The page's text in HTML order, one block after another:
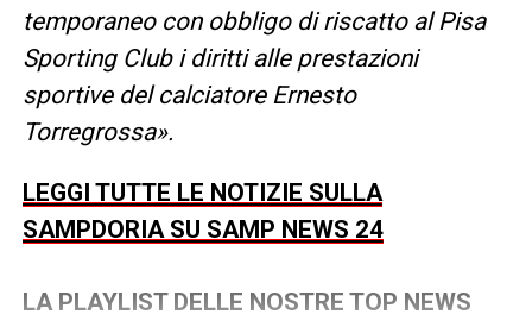
temporaneo con obbligo di riscatto al Pisa
Sporting Club i diritti alle prestazioni
sportive del calciatore Ernesto
Torregrossa».
LEGGI TUTTE LE NOTIZIE SULLA
SAMPDORIA SU SAMP NEWS 24
LA PLAYLIST DELLE NOSTRE TOP NEWS